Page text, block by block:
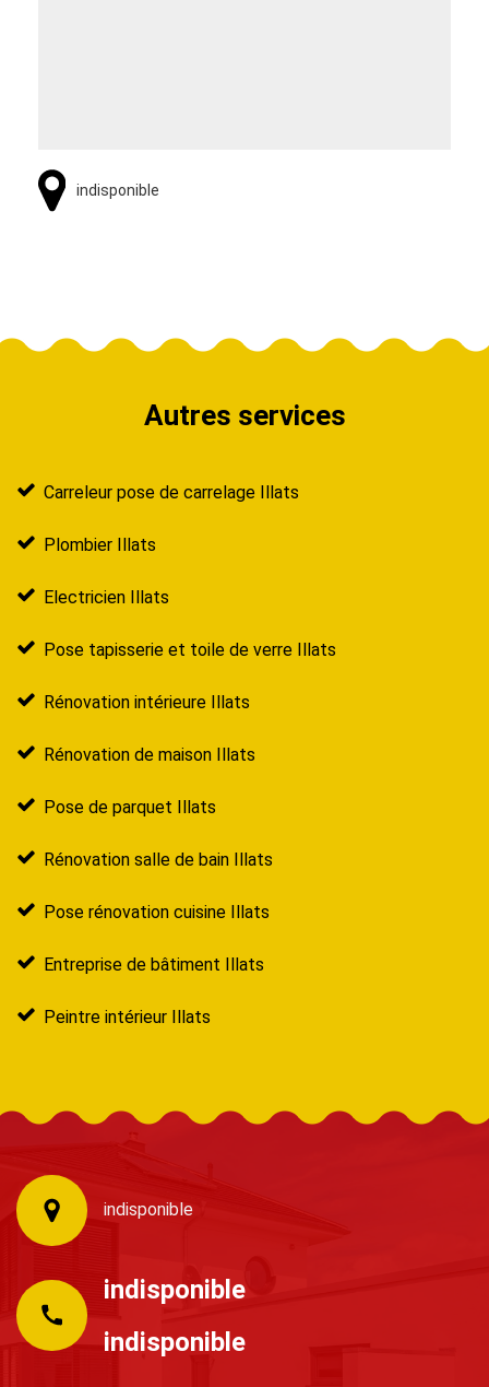
indisponible
Autres services
Carreleur pose de carrelage Illats
Plombier Illats
Electricien Illats
Pose tapisserie et toile de verre Illats
Rénovation intérieure Illats
Rénovation de maison Illats
Pose de parquet Illats
Rénovation salle de bain Illats
Pose rénovation cuisine Illats
Entreprise de bâtiment Illats
Peintre intérieur Illats
indisponible
indisponible
indisponible